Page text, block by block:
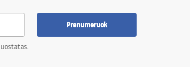
Prenumeruok